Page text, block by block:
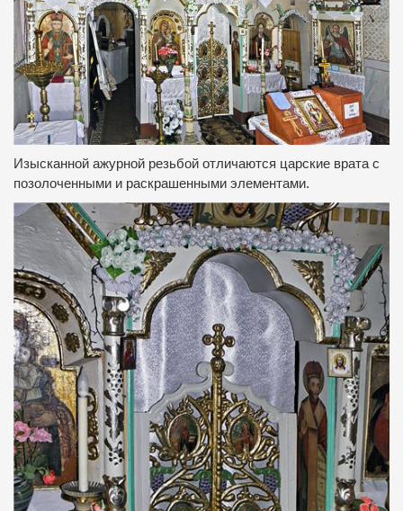
Изысканной ажурной резьбой отличаются царские врата с
позолоченными и раскрашенными элементами.